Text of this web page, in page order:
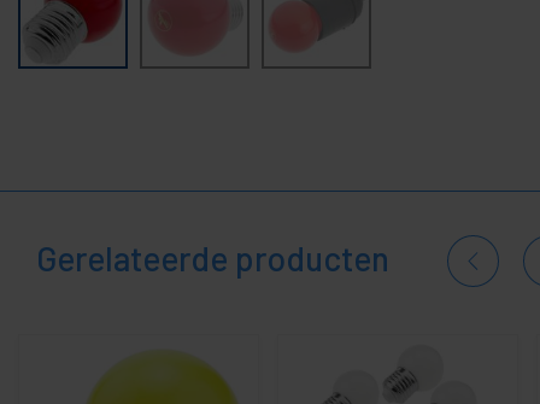
E14 LED-reflectorlamp
E27 LED-lamp langwerpig
GU10 LED-lamp
LED-spot met aanwezigheidssensor
LED-schijnwerper
LED-spots voor buiten
Gerelateerde producten